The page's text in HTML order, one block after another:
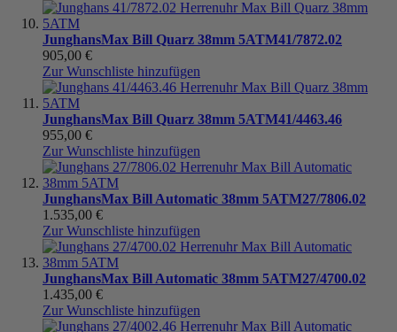
JunghansMax Bill Quarz 38mm 5ATM41/7872.02
905,00 €
Zur Wunschliste hinzufügen
JunghansMax Bill Quarz 38mm 5ATM41/4463.46
955,00 €
Zur Wunschliste hinzufügen
JunghansMax Bill Automatic 38mm 5ATM27/7806.02
1.535,00 €
Zur Wunschliste hinzufügen
JunghansMax Bill Automatic 38mm 5ATM27/4700.02
1.435,00 €
Zur Wunschliste hinzufügen